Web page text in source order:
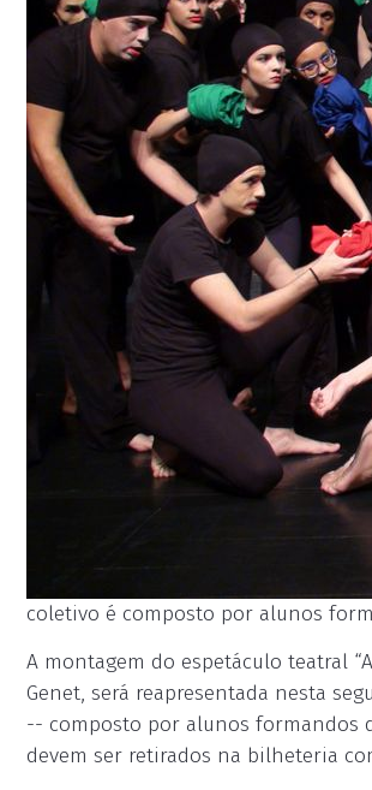
coletivo é composto por alunos
A montagem do espetáculo teatral
Genet, será reapresentada nesta
-- composto por alunos formandos
devem ser retirados na bilheteria